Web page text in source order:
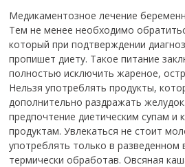
Медикаментозное лечение
Тем не менее необходимо
который при подтверждении
пропишет диету. Такое питание
полностью исключить жареное,
Нельзя употреблять продукты,
дополнительно раздражать
предпочтение диетическим супам и
продуктам. Увлекаться не стоит
употреблять только в разведенном
термически обработав. Овсяная